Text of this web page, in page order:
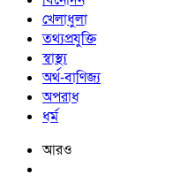
খেলাধুলা
তথ্যপ্রযুক্তি
স্বাস্থ্য
অর্থ-বাণিজ্য
অপরাধ
ধর্ম
আরও